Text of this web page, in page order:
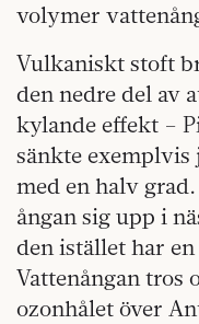
volymer
Vulkaniskt stoft
den nedre del av
kylande effekt –
sänkte exemplvis
med en halv
ångan sig upp i
den istället har
Vattenångan tros
ozonhålet över